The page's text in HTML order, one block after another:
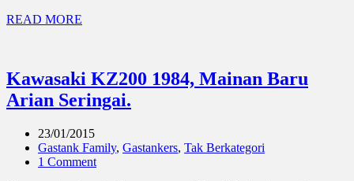
READ MORE
Kawasaki KZ200 1984, Mainan Baru
Arian Seringai.
23/01/2015
Gastank Family, Gastankers, Tak Berkategori
1 Comment